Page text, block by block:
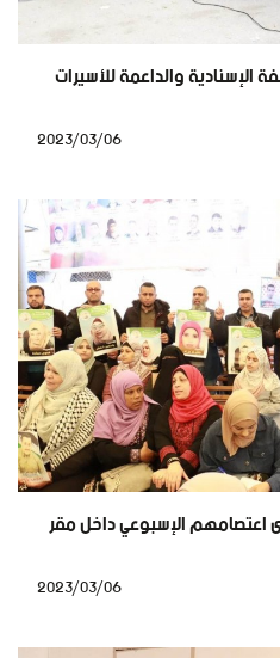
الإسنادية والداعمة للأسيرات
اعتصامهم الإسبوعي داخل مقر